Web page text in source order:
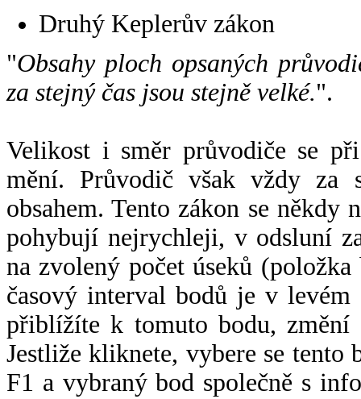
Druhý Keplerův zákon
"Obsahy ploch opsaných
za stejný čas jsou stejně velké.".
Velikost i směr průvodiče se
mění. Průvodič však vždy za
obsahem. Tento zákon se někdy
pohybují nejrychleji, v odsluní
na zvolený počet úseků
časový interval bodů je v
přiblížíte k tomuto bodu,
Jestliže kliknete, vybere se tento
F1 a vybraný bod společně s